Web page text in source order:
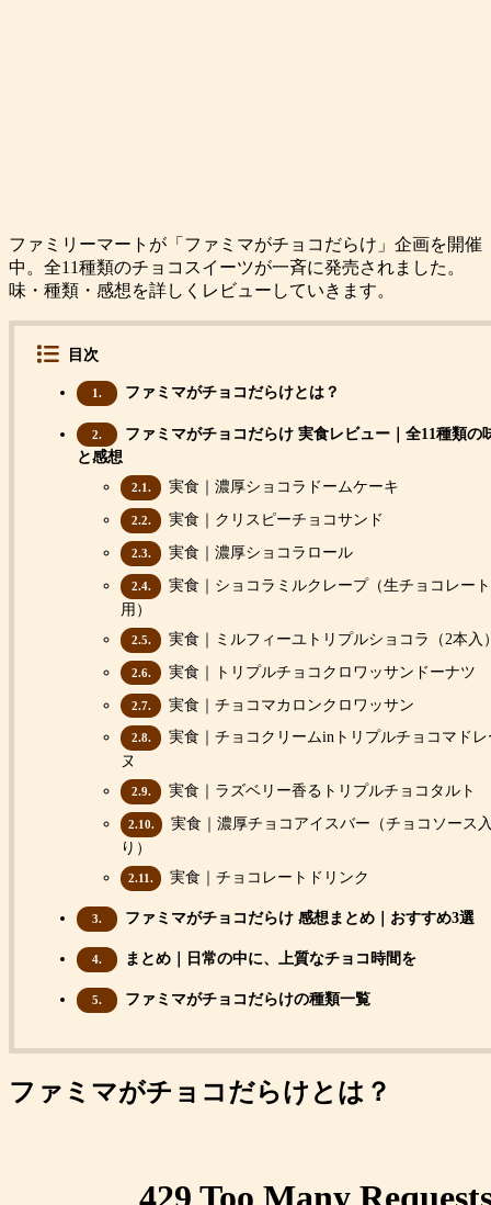
ファミリーマートが「ファミマがチョコだらけ」企画を開催
中。全11種類のチョコスイーツが一斉に発売されました。
味・種類・感想を詳しくレビューしていきます。
目次
1. ファミマがチョコだらけとは？
2.
ファミマがチョコだらけ 実食レビュー｜全11種類の
と感想
2.1. 実食｜濃厚ショコラドームケーキ
2.2. 実食｜クリスピーチョコサンド
2.3. 実食｜濃厚ショコラロール
2.4.
実食｜ショコラミルクレープ（生チョコレー
用）
2.5. 実食｜ミルフィーユトリプルショコラ（2本入
2.6. 実食｜トリプルチョコクロワッサンドーナツ
2.7. 実食｜チョコマカロンクロワッサン
2.8.
実食｜チョコクリームinトリプルチョコマドレ
ヌ
2.9. 実食｜ラズベリー香るトリプルチョコタルト
2.10.
実食｜濃厚チョコアイスバー（チョコソース
り）
2.11. 実食｜チョコレートドリンク
3. ファミマがチョコだらけ 感想まとめ｜おすすめ3選
4. まとめ｜日常の中に、上質なチョコ時間を
5. ファミマがチョコだらけの種類一覧
ファミマがチョコだらけとは？